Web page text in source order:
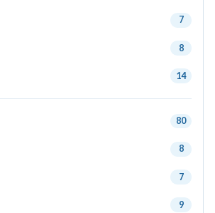
7
8
14
80
8
7
9